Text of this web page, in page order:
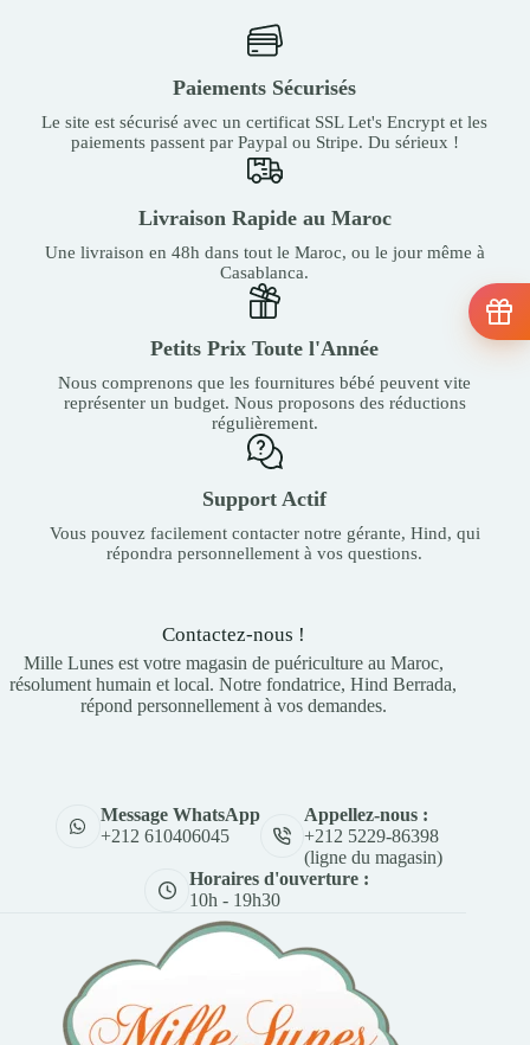
Paiements Sécurisés
Le site est sécurisé avec un certificat SSL Let's Encrypt et les
paiements passent par Paypal ou Stripe. Du sérieux !
Livraison Rapide au Maroc
Une livraison en 48h dans tout le Maroc, ou le jour même à
Casablanca.
Petits Prix Toute l'Année
Nous comprenons que les fournitures bébé peuvent vite
représenter un budget. Nous proposons des réductions
régulièrement.
Support Actif
Vous pouvez facilement contacter notre gérante, Hind, qui
répondra personnellement à vos questions.
Contactez-nous !
Mille Lunes est votre magasin de puériculture au Maroc,
résolument humain et local. Notre fondatrice, Hind Berrada,
répond personnellement à vos demandes.
Message WhatsApp
+212 610406045
Appellez-nous :
+212 5229-86398
(ligne du magasin)
Horaires d'ouverture :
10h - 19h30